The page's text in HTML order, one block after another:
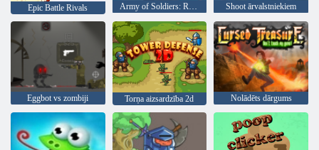
Epic Battle Rivals Army of Soldiers: Resistance Shoot ārvalstniekiem
Eggbot vs zombiji Torņa aizsardzība 2d Nolādēts dārgums